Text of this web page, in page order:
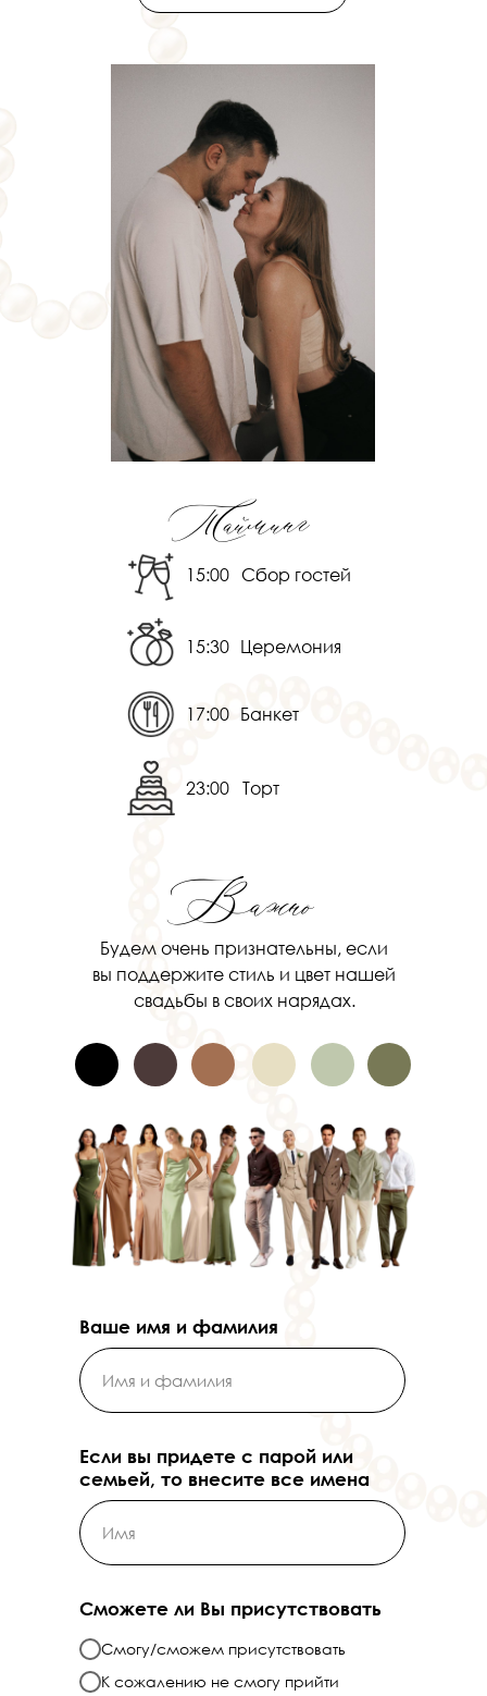
Сбор гостей
Будем очень признательны, если
вы поддержите стиль и цвет нашей
свадьбы в своих нарядах.
Тайминг
Важно
Ваше имя и фамилия
Если вы придете с парой или
семьей, то внесите все имена
Сможете ли Вы присутствовать
Смогу/сможем присутствовать
К сожалению не смогу прийти
Банкет
17:00
Торт
23:00
Церемония
15:30
15:00